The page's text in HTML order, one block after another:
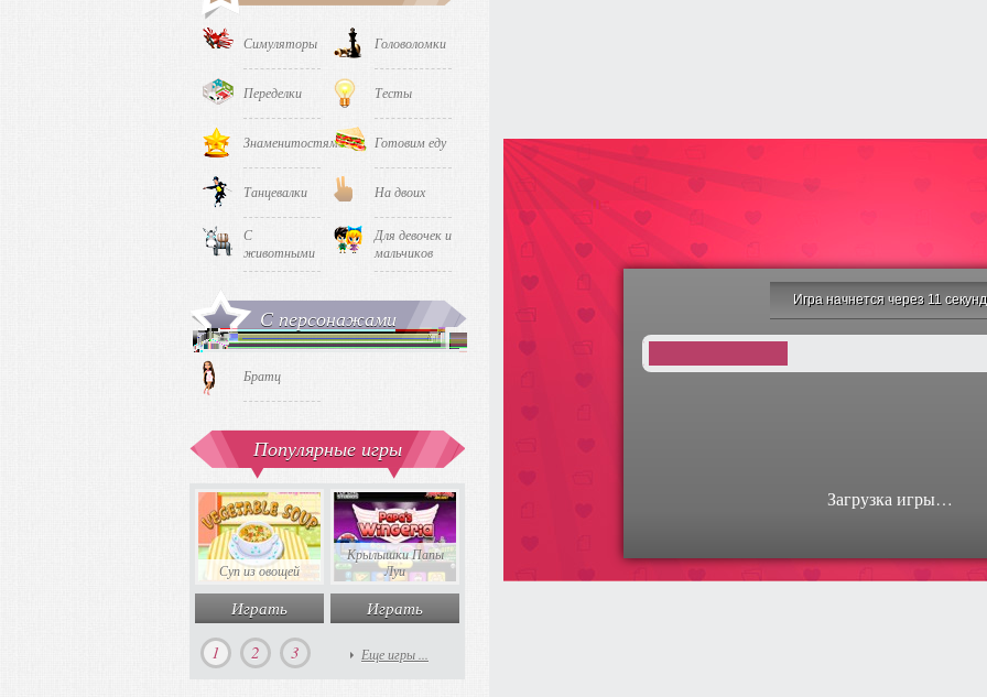
Игра начнется через 10 секунд
Загрузка игры…
Симуляторы
Переделки
Знаменитостями
Танцевалки
С
животными
Головоломки
Тесты
Готовим еду
На двоих
Для девочек и
мальчиков
С персонажами
Братц
Популярные игры
Суп из овощей
Играть
Крылышки Папы
Луи
Играть
Тетрис Винкс
1
2 3 Еще игры ...